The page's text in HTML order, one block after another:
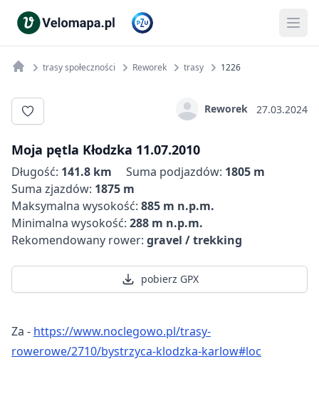
trasy społeczności Reworek trasy 1226
Reworek 27.03.2024
Moja pętla Kłodzka 11.07.2010
Długość: 141.8 km Suma podjazdów: 1805 m
Suma zjazdów: 1875 m
Maksymalna wysokość: 885 m n.p.m.
Minimalna wysokość: 288 m n.p.m.
Rekomendowany rower: gravel / trekking
pobierz GPX
Za - https://www.noclegowo.pl/trasy-
rowerowe/2710/bystrzyca-klodzka-karlow#loc